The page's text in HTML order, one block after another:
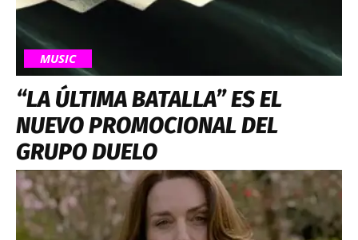
MUSIC
“LA ÚLTIMA BATALLA” ES EL
NUEVO PROMOCIONAL DEL
GRUPO DUELO